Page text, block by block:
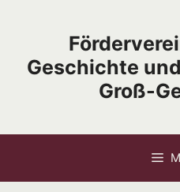
Geschichte
Groß-